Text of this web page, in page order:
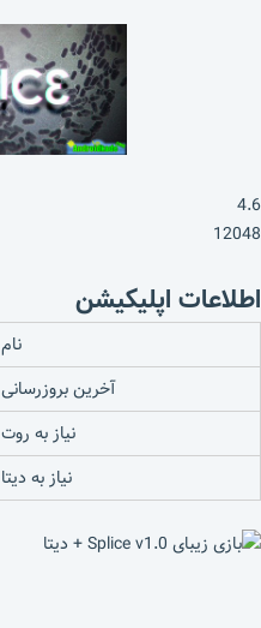
4.6
12048
اطلاعات اپلیکیشن
نام
آخرین بروزرسانی
نیاز به روت
نیاز به دیتا